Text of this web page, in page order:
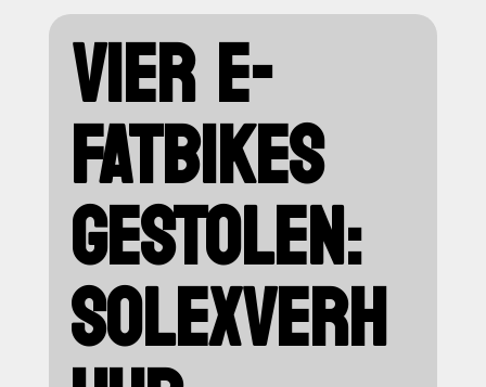
VIER E-
FATBIKES
GESTOLEN:
SOLEXVERH